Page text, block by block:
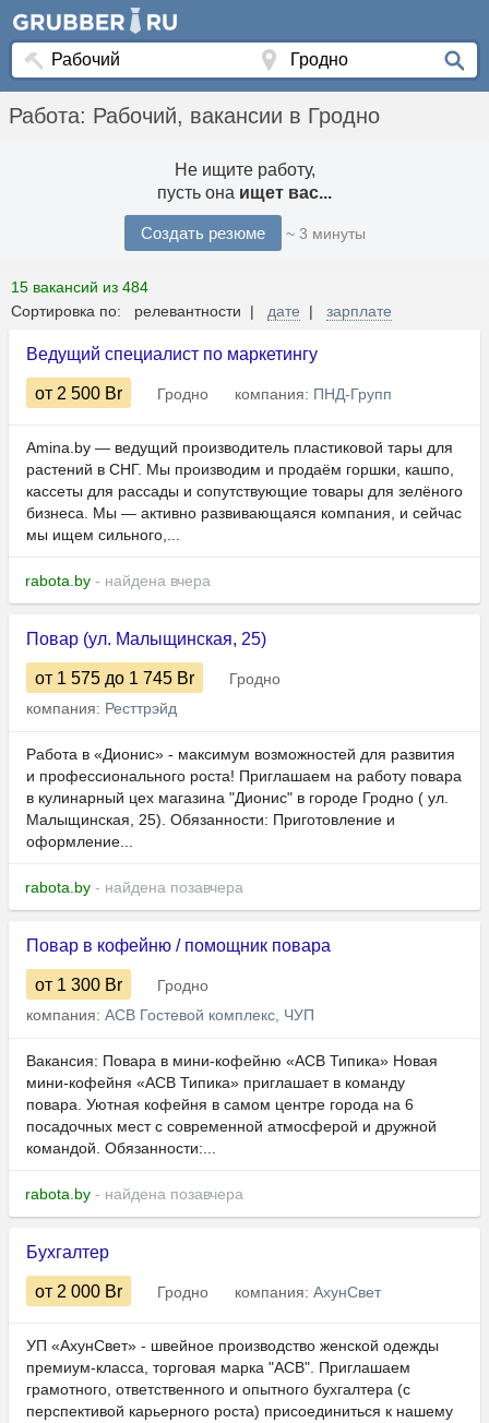
Работа: Рабочий, вакансии в Гродно
Не ищите работу,
пусть она ищет вас...
Создать резюме ~ 3 минуты
15 вакансий из 484
Сортировка по: релевантности | дате | зарплате
Ведущий специалист по маркетингу
от 2 500 Br Гродно компания: ПНД-Групп
Amina.by — ведущий производитель пластиковой тары для
растений в СНГ. Мы производим и продаём горшки, кашпо,
кассеты для рассады и сопутствующие товары для зелёного
бизнеса. Мы — активно развивающаяся компания, и сейчас
мы ищем сильного,...
rabota.by - найдена вчера
Повар (ул. Малыщинская, 25)
от 1 575 до 1 745 Br
Гродно
компания: Ресттрэйд
Работа в «Дионис» - максимум возможностей для развития
и профессионального роста! Приглашаем на работу повара
в кулинарный цех магазина "Дионис" в городе Гродно ( ул.
Малыщинская, 25). Обязанности: Приготовление и
оформление...
rabota.by - найдена позавчера
Повар в кофейню / помощник повара
от 1 300 Br
Гродно
компания: АСВ Гостевой комплекс, ЧУП
Вакансия: Повара в мини-кофейню «АСВ Типика» Новая
мини-кофейня «АСВ Типика» приглашает в команду
повара. Уютная кофейня в самом центре города на 6
посадочных мест с современной атмосферой и дружной
командой. Обязанности:...
rabota.by - найдена позавчера
Бухгалтер
от 2 000 Br Гродно компания: АхунСвет
УП «АхунСвет» - швейное производство женской одежды
премиум-класса, торговая марка "АСВ". Приглашаем
грамотного, ответственного и опытного бухгалтера (с
перспективой карьерного роста) присоединиться к нашему